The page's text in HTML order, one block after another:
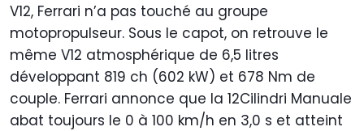
V12, Ferrari n’a pas touché au groupe
motopropulseur. Sous le capot, on retrouve le
même V12 atmosphérique de 6,5 litres
développant 819 ch (602 kW) et 678 Nm de
couple. Ferrari annonce que la 12Cilindri Manuale
abat toujours le 0 à 100 km/h en 3,0 s et atteint